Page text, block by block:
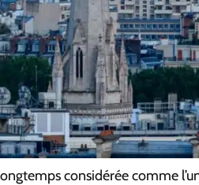
considérée comme